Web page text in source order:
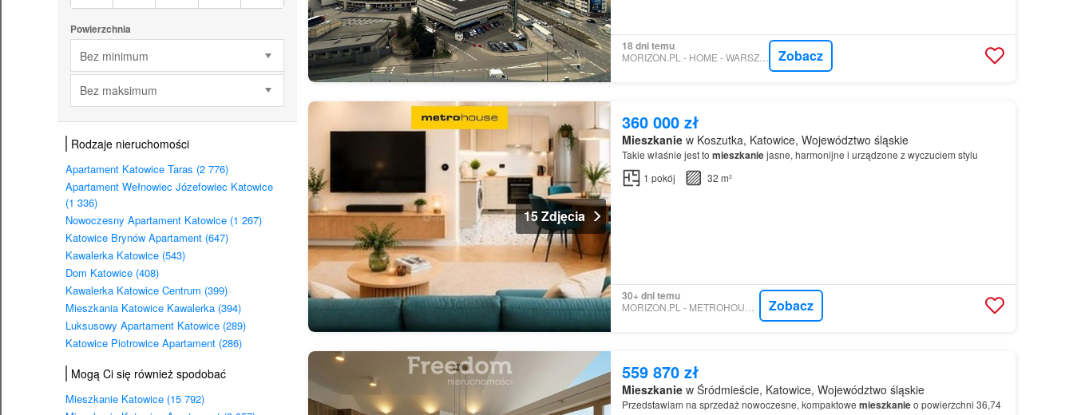
Powierzchnia
Bez minimum
Bez maksimum
Rodzaje nieruchomości
Apartament Katowice Taras (2 776)
Apartament Wełnowiec Józefowiec Katowice
(1 336)
Nowoczesny Apartament Katowice (1 267)
Katowice Brynów Apartament (647)
Kawalerka Katowice (543)
Dom Katowice (408)
Kawalerka Katowice Centrum (399)
Mieszkania Katowice Kawalerka (394)
Luksusowy Apartament Katowice (289)
Katowice Piotrowice Apartament (286)
Mogą Ci się również spodobać
Mieszkanie Katowice (15 792)
18 dni temu
MORIZON.PL - HOME - WARSZAWA, KRAKÓW, WROCŁAW, KATOWICE, CAŁA POLSKA Zobacz
15 Zdjęcia
360 000 zł
Mieszkaniew Koszutka, Katowice, Województwo śląskie
Takie właśnie jest to mieszkaniejasne, harmonijne i urządzone z wyczuciem stylu
1 pokój 32 m²
30+ dni temu
MORIZON.PL - METROHOUSE FRANCHISE S.A. Zobacz
559 870 zł
Mieszkaniew Śródmieście, Katowice, Województwo śląskie
Przedstawiam na sprzedaż nowoczesne, kompaktowe mieszkanieo powierzchni 36,74